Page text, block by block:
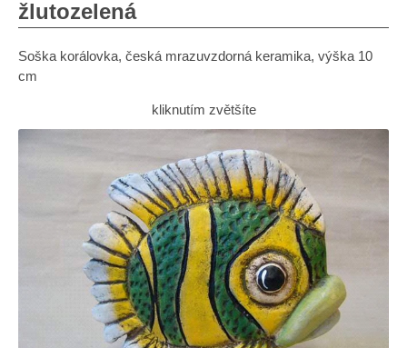
žlutozelená
Soška korálovka, česká mrazuvzdorná keramika, výška 10
cm
kliknutím zvětšíte